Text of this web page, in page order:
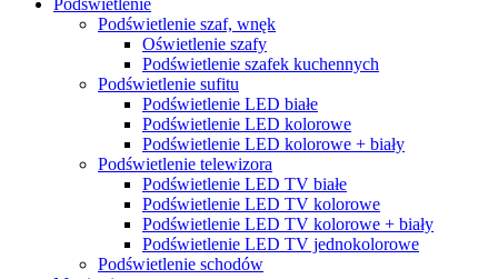
Podświetlenie szaf, wnęk
Oświetlenie szafy
Podświetlenie szafek kuchennych
Podświetlenie sufitu
Podświetlenie LED białe
Podświetlenie LED kolorowe
Podświetlenie LED kolorowe + biały
Podświetlenie telewizora
Podświetlenie LED TV białe
Podświetlenie LED TV kolorowe
Podświetlenie LED TV kolorowe + biały
Podświetlenie LED TV jednokolorowe
Podświetlenie schodów